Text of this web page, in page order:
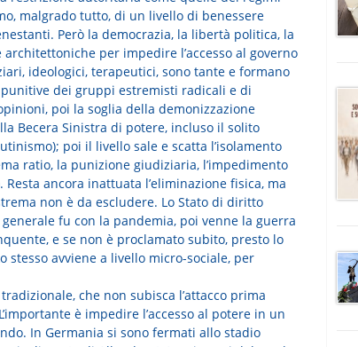
malgrado tutto, di un livello di benessere
Però la democrazia, la libertà politica, la
per impedire l’accesso al governo
ideologici, terapeutici, sono tante e formano
dei gruppi estremisti radicali e di
poi la soglia della demonizzazione
Becera Sinistra di potere, incluso il solito
poi il livello sale e scatta l’isolamento
ratio, la punizione giudiziaria, l’impedimento
ancora inattuata l’eliminazione fisica, ma
non è da escludere. Lo Stato di diritto
fu con la pandemia, poi venne la guerra
e se non è proclamato subito, presto lo
stesso avviene a livello micro-sociale, per
che non subisca l’attacco prima
è impedire l’accesso al potere in un
In Germania si sono fermati allo stadio